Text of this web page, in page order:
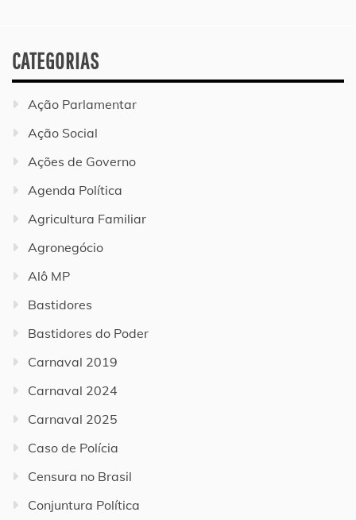
CATEGORIAS
Ação Parlamentar
Ação Social
Ações de Governo
Agenda Política
Agricultura Familiar
Agronegócio
Alô MP
Bastidores
Bastidores do Poder
Carnaval 2019
Carnaval 2024
Carnaval 2025
Caso de Polícia
Censura no Brasil
Conjuntura Política